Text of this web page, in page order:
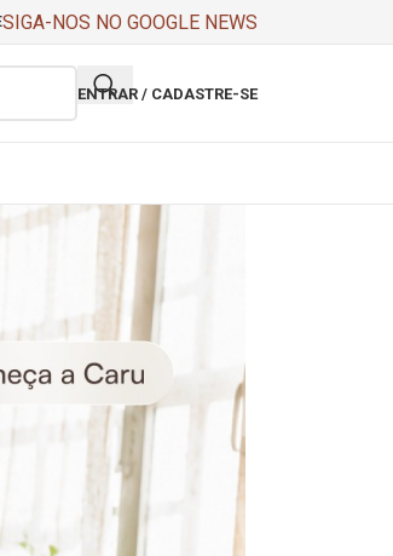
SIGA-NOS NO GOOGLE NEWS
ENTRAR / CADASTRE-SE